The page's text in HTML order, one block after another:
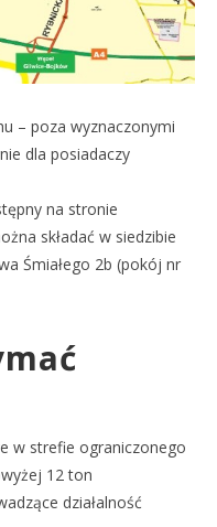
– poza wyznaczonymi
dla posiadaczy
na stronie
składać w siedzibie
Śmiałego 2b (pokój nr
w strefie ograniczonego
12 ton
działalność